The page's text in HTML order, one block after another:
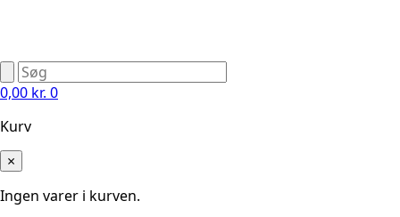
0,00 kr. 0
Kurv
×
Ingen varer i kurven.